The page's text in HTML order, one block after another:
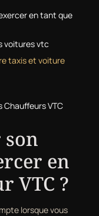
en tant que
voitures vtc
taxis et voiture
Chauffeurs VTC
en
VTC ?
lorsque vous